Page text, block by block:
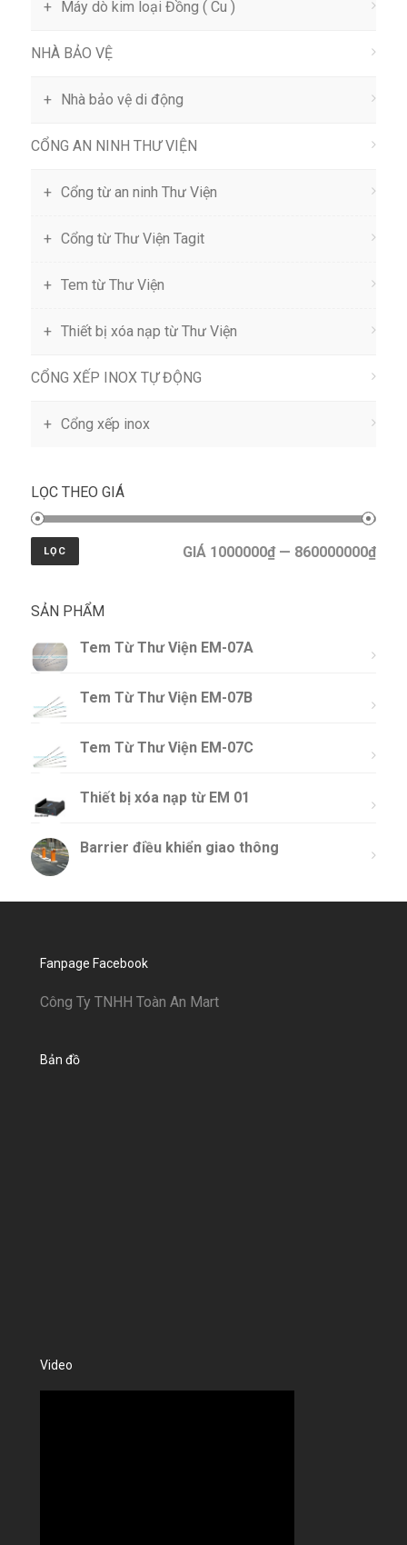
Máy dò kim loại Đồng ( Cu )
NHÀ BẢO VỆ
Nhà bảo vệ di động
CỔNG AN NINH THƯ VIỆN
Cổng từ an ninh Thư Viện
Cổng từ Thư Viện Tagit
Tem từ Thư Viện
Thiết bị xóa nạp từ Thư Viện
CỔNG XẾP INOX TỰ ĐỘNG
Cổng xếp inox
LỌC THEO GIÁ
LỌC GIÁ 1000000₫ — 860000000₫
SẢN PHẨM
Tem Từ Thư Viện EM-07A
Tem Từ Thư Viện EM-07B
Tem Từ Thư Viện EM-07C
Thiết bị xóa nạp từ EM 01
Barrier điều khiển giao thông
Fanpage Facebook
Công Ty TNHH Toàn An Mart
Bản đồ
Video